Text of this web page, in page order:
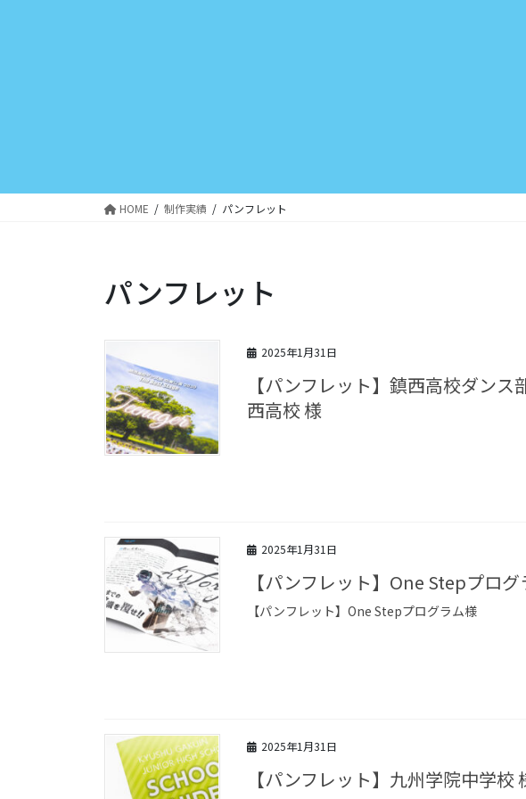
HOME 制作実績 パンフレット
パンフレット
2025年1月31日
【パンフレット】鎮西高校ダン
西高校 様
2025年1月31日
【パンフレット】One Stepプログ
【パンフレット】One Stepプログラム様
2025年1月31日
【パンフレット】九州学院中学校